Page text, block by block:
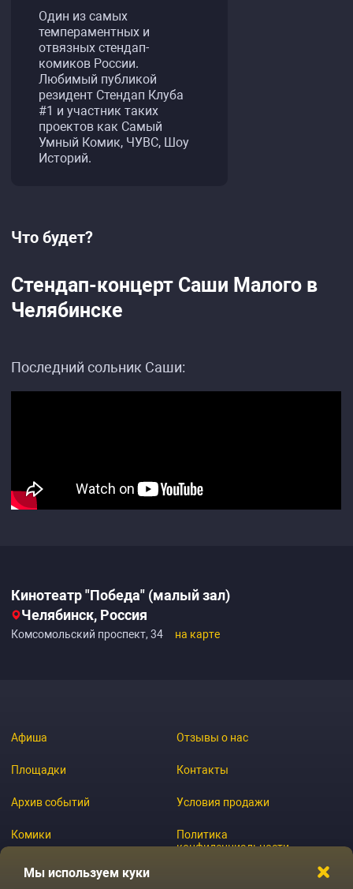
Один из самых
темпераментных и
отвязных стендап-
комиков России.
Любимый публикой
резидент Стендап Клуба
#1 и участник таких
проектов как Самый
Умный Комик, ЧУВС, Шоу
Историй.
Что будет?
Стендап-концерт Саши Малого в
Челябинске
Последний сольник Саши:
Кинотеатр "Победа" (малый зал)
Челябинск, Россия
Комсомольский проспект, 34 на карте
Афиша
Площадки
Архив событий
Комики
Журнал
Отзывы о нас
Контакты
Условия продажи
Политика
конфиденциальности
Мы используем куки